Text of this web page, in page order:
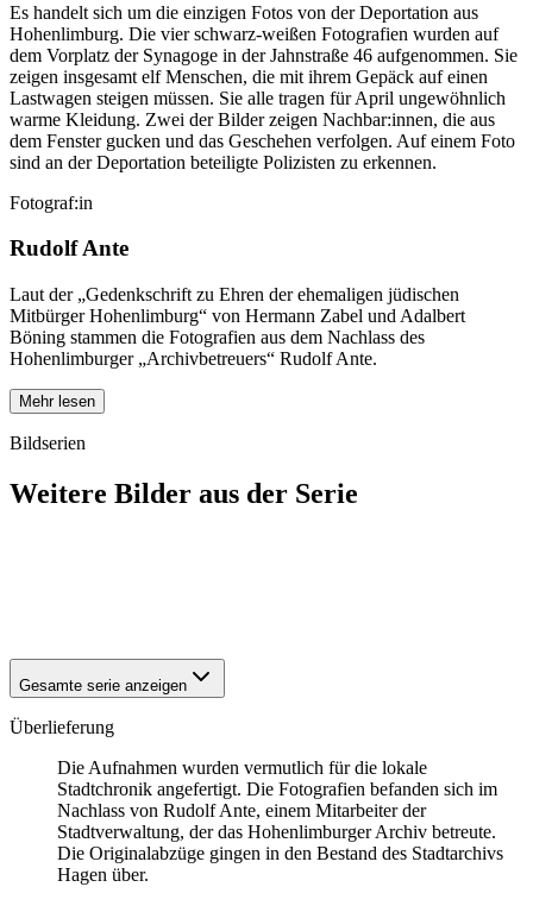
Es handelt sich um die einzigen Fotos von der Deportation aus
Hohenlimburg. Die vier schwarz-weißen Fotografien wurden auf
dem Vorplatz der Synagoge in der Jahnstraße 46 aufgenommen. Sie
zeigen insgesamt elf Menschen, die mit ihrem Gepäck auf einen
Lastwagen steigen müssen. Sie alle tragen für April ungewöhnlich
warme Kleidung. Zwei der Bilder zeigen Nachbar:innen, die aus
dem Fenster gucken und das Geschehen verfolgen. Auf einem Foto
sind an der Deportation beteiligte Polizisten zu erkennen.
Fotograf:in
Rudolf Ante
Laut der „Gedenkschrift zu Ehren der ehemaligen jüdischen
Mitbürger Hohenlimburg“ von Hermann Zabel und Adalbert
Böning stammen die Fotografien aus dem Nachlass des
Hohenlimburger „Archivbetreuers“ Rudolf Ante.
Mehr lesen
Bildserien
Weitere Bilder aus der Serie
Gesamte serie anzeigen
Überlieferung
Die Aufnahmen wurden vermutlich für die lokale
Stadtchronik angefertigt. Die Fotografien befanden sich im
Nachlass von Rudolf Ante, einem Mitarbeiter der
Stadtverwaltung, der das Hohenlimburger Archiv betreute.
Die Originalabzüge gingen in den Bestand des Stadtarchivs
Hagen über.